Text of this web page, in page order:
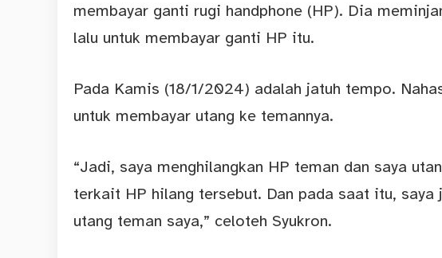
membayar ganti rugi handphone (HP). Dia
lalu untuk membayar ganti HP itu.
Pada Kamis (18/1/2024) adalah jatuh tempo.
untuk membayar utang ke temannya.
“Jadi, saya menghilangkan HP teman dan saya
terkait HP hilang tersebut. Dan pada saat itu, saya
utang teman saya,” celoteh Syukron.